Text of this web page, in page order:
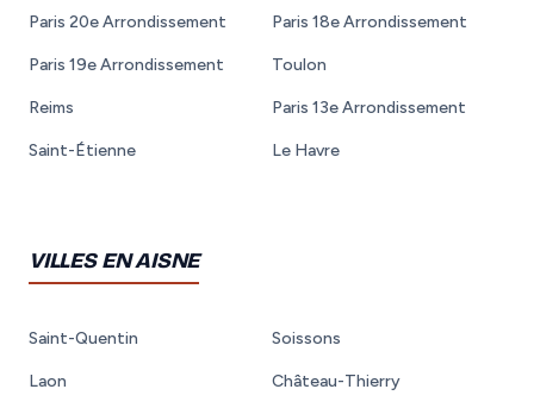
Paris 20e Arrondissement Paris 18e Arrondissement
Paris 19e Arrondissement Toulon
Reims Paris 13e Arrondissement
Saint-Étienne Le Havre
VILLES EN AISNE
Saint-Quentin Soissons
Laon Château-Thierry